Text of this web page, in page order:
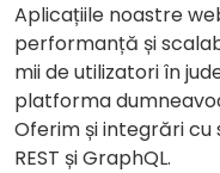
Aplicațiile noastre
performanță și
mii de utilizatori în
platforma
Oferim și integrări cu
REST și GraphQL.